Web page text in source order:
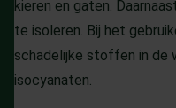
kieren en gaten.
te isoleren. Bij het
schadelijke stoffen in de
isocyanaten.